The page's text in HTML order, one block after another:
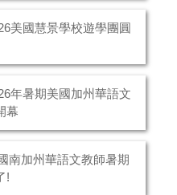
美國慧景學校遊學團圓
年暑期美國加州華語文
幕
南加州華語文教師暑期
!